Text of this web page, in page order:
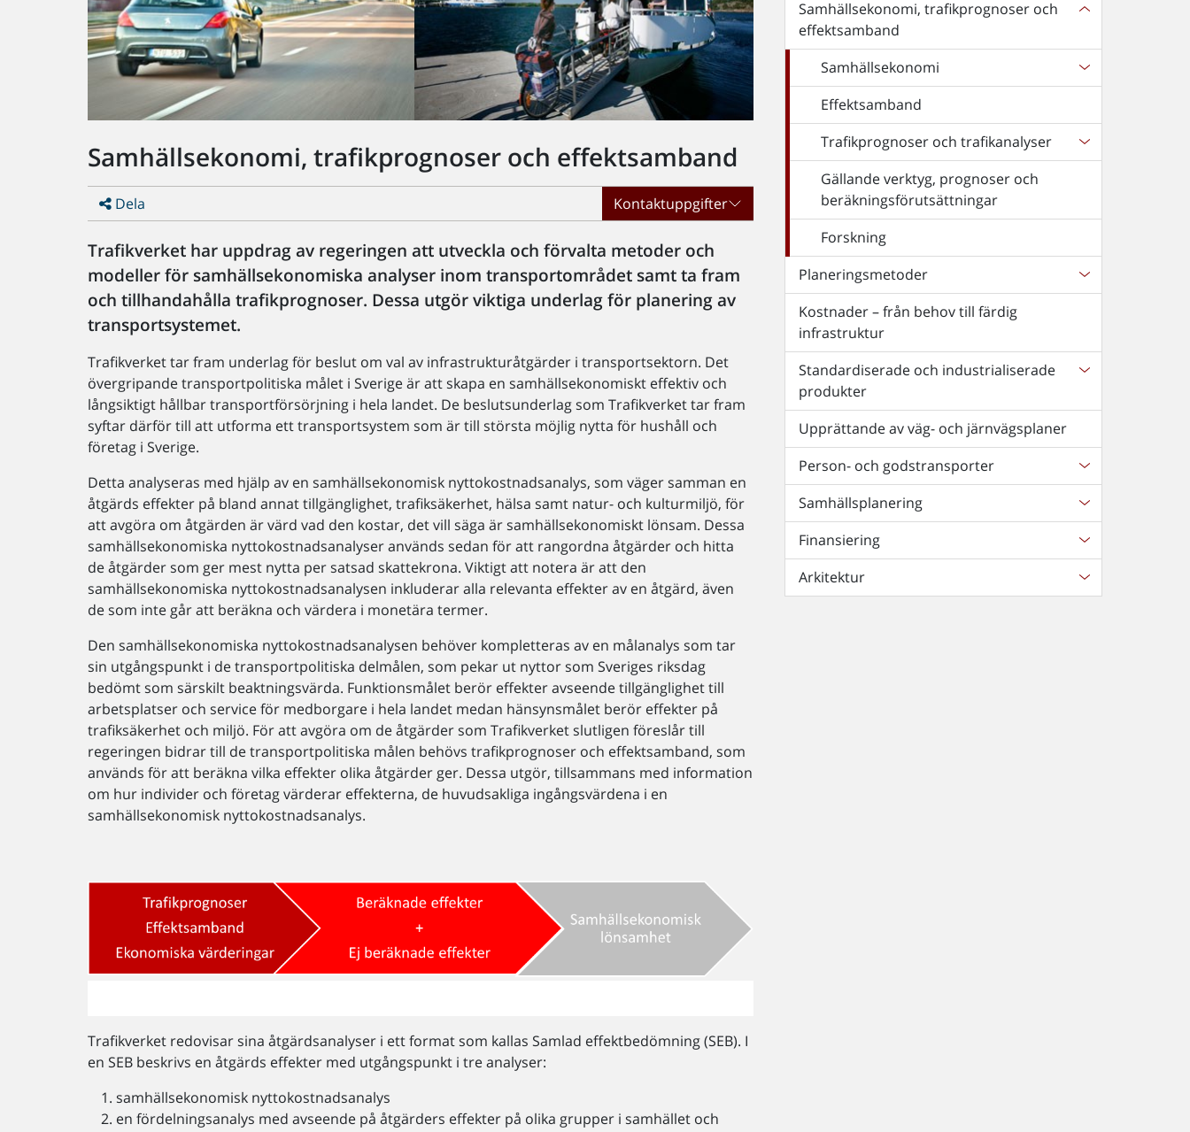
Samhällsekonomi, trafikprognoser och effektsamband
Dela Kontaktuppgifter
Trafikverket har uppdrag av regeringen att utveckla och förvalta metoder och
modeller för samhällsekonomiska analyser inom transportområdet samt ta fram
och tillhandahålla trafikprognoser. Dessa utgör viktiga underlag för planering av
transportsystemet.
Trafikverket tar fram underlag för beslut om val av infrastrukturåtgärder i transportsektorn. Det
övergripande transportpolitiska målet i Sverige är att skapa en samhällsekonomiskt effektiv och
långsiktigt hållbar transportförsörjning i hela landet. De beslutsunderlag som Trafikverket tar fram
syftar därför till att utforma ett transportsystem som är till största möjlig nytta för hushåll och
företag i Sverige.
Detta analyseras med hjälp av en samhällsekonomisk nyttokostnadsanalys, som väger samman en
åtgärds effekter på bland annat tillgänglighet, trafiksäkerhet, hälsa samt natur- och kulturmiljö, för
att avgöra om åtgärden är värd vad den kostar, det vill säga är samhällsekonomiskt lönsam. Dessa
samhällsekonomiska nyttokostnadsanalyser används sedan för att rangordna åtgärder och hitta
de åtgärder som ger mest nytta per satsad skattekrona. Viktigt att notera är att den
samhällsekonomiska nyttokostnadsanalysen inkluderar alla relevanta effekter av en åtgärd, även
de som inte går att beräkna och värdera i monetära termer.
Den samhällsekonomiska nyttokostnadsanalysen behöver kompletteras av en målanalys som tar
sin utgångspunkt i de transportpolitiska delmålen, som pekar ut nyttor som Sveriges riksdag
bedömt som särskilt beaktningsvärda. Funktionsmålet berör effekter avseende tillgänglighet till
arbetsplatser och service för medborgare i hela landet medan hänsynsmålet berör effekter på
trafiksäkerhet och miljö. För att avgöra om de åtgärder som Trafikverket slutligen föreslår till
regeringen bidrar till de transportpolitiska målen behövs trafikprognoser och effektsamband, som
används för att beräkna vilka effekter olika åtgärder ger. Dessa utgör, tillsammans med information
om hur individer och företag värderar effekterna, de huvudsakliga ingångsvärdena i en
samhällsekonomisk nyttokostnadsanalys.
Trafikverket redovisar sina åtgärdsanalyser i ett format som kallas Samlad effektbedömning (SEB). I
en SEB beskrivs en åtgärds effekter med utgångspunkt i tre analyser:
samhällsekonomisk nyttokostnadsanalys
en fördelningsanalys med avseende på åtgärders effekter på olika grupper i samhället och
Samhällsekonomi, trafikprognoser och
effektsamband
Samhällsekonomi
Effektsamband
Trafikprognoser och trafikanalyser
Gällande verktyg, prognoser och
beräkningsförutsättningar
Forskning
Planeringsmetoder
Kostnader – från behov till färdig
infrastruktur
Standardiserade och industrialiserade
produkter
Upprättande av väg- och järnvägsplaner
Person- och godstransporter
Samhällsplanering
Finansiering
Arkitektur